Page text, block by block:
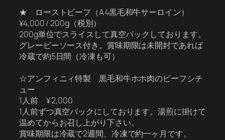
★ ローストビーフ（A4黒毛和牛サーロイン）
¥4,000 / 200g（税別）
200g単位でスライスして真空パックしております。
グレービーソース付き。賞味期限は未開封であれば
冷蔵で約5日間（冷凍も可）
☆アンフィニィ特製 黒毛和牛ホホ肉のビーフシチ
ュー
1人前 ¥ 2,000
1人前ずつ真空パックにしております。湯煎に掛けて
温めてからお召し上がり下さい。
賞味期限は冷蔵で2週間、冷凍で約一ヶ月です。